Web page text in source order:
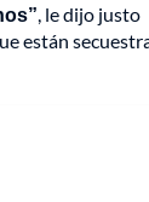
, le dijo justo
están